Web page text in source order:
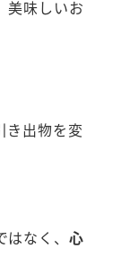
美味しいお
き出物を変
はなく、 心